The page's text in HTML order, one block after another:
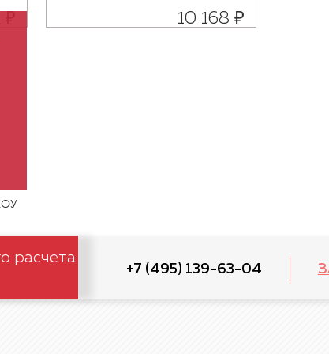
10 168 ₽
расчета
+7 (495) 139-63-04